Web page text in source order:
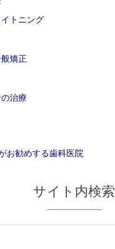
トニング
矯正
治療
サイト内検索